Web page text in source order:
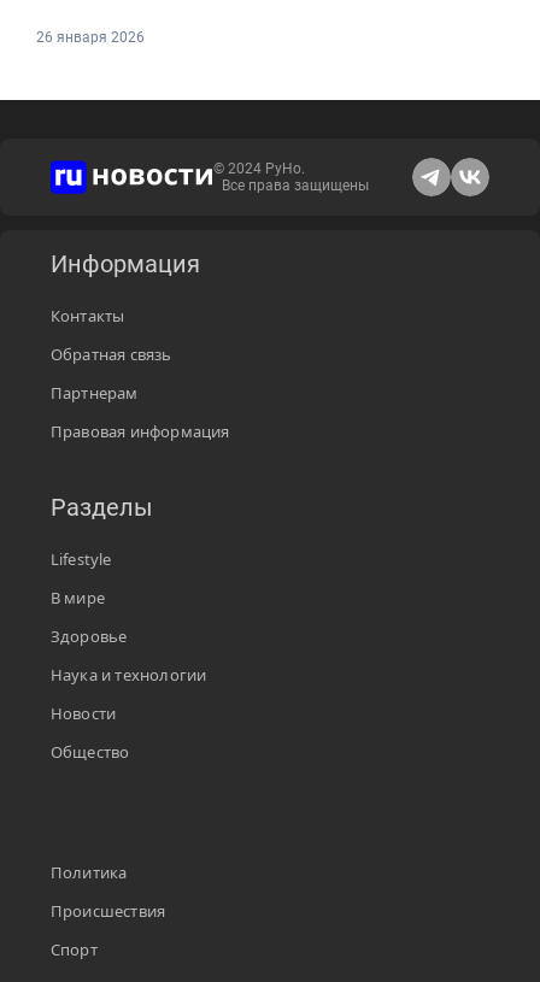
26 января 2026
© 2024 РуНо.
Все права защищены
Информация
Контакты
Обратная связь
Партнерам
Правовая информация
Разделы
Lifestyle
В мире
Здоровье
Наука и технологии
Новости
Общество
Политика
Происшествия
Спорт